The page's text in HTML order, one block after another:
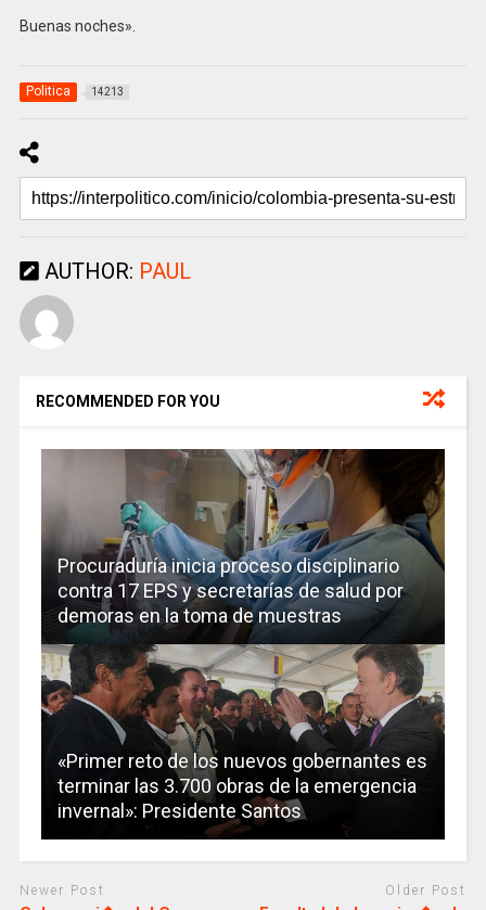
Buenas noches».
Politica 14213
AUTHOR: PAUL
RECOMMENDED FOR YOU
Procuraduría inicia proceso disciplinario
contra 17 EPS y secretarías de salud por
demoras en la toma de muestras
«Primer reto de los nuevos gobernantes es
terminar las 3.700 obras de la emergencia
invernal»: Presidente Santos
Newer Post Older Post